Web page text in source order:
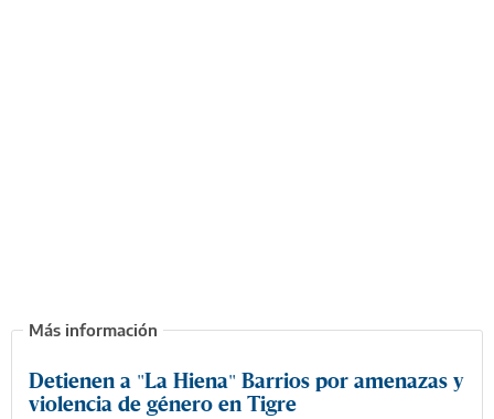
Detienen a "La Hiena" Barrios por amenazas y
violencia de género en Tigre